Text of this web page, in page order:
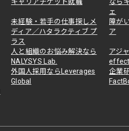
ェ
未経験・若手の仕事探しメ
ディア／ハタラクティブ プ
ラス
障が
ア
人と組織のお悩み解決なら
NALYSYS Lab.
アジ
外国人採用ならLeverages
Global
企業